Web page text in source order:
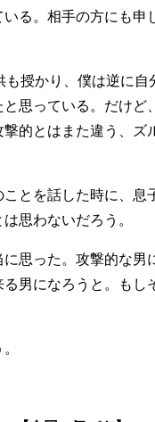
いる。相手の方にも申
も授かり、僕は逆に自
思っている。だけど
的とはまた違う、ズ
とを話した時に、息
思わないだろう。
思った。攻撃的な男
男になろうと。もし